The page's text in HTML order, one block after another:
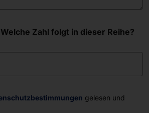
Zahl folgt in dieser Reihe?
gelesen und